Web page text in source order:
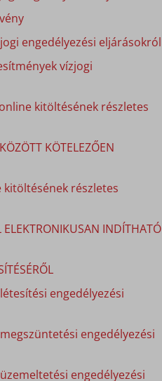
engedélyezési eljárásokról
vízjogi
kitöltésének részletes
KÖTELEZŐEN
részletes
ELEKTRONIKUSAN INDÍTHATÓ
engedélyezési
engedélyezési
engedélyezési